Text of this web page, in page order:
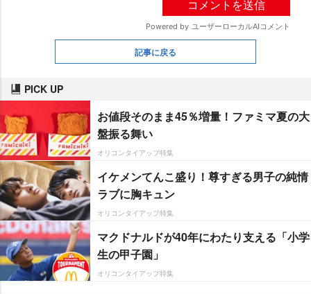
記事に戻る
PICK UP
お値段そのまま45％増量！ファミマ夏の大
盤振る舞い
オリコンタイアップ特集
イケメンてんこ盛り！尊すぎる男子の純情
ラブに胸キュン
オリコンタイアップ特集
マクドナルドが40年にわたり支える「小学
生の甲子園」
オリコンタイアップ特集